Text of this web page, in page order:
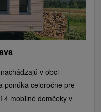
v obci
ponúka celoročne pre
4 mobilné domčeky v